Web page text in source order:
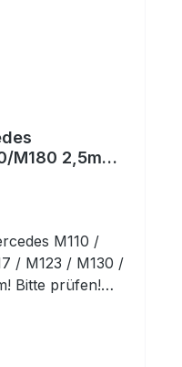
M180 2,5mm
M110 /
/ M123 / M130 /
Bitte prüfen!